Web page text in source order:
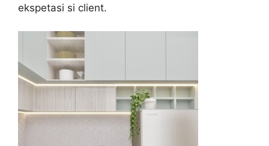
ekspetasi si client.